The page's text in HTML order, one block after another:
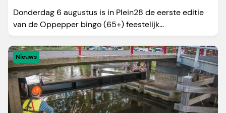
Donderdag 6 augustus is in Plein28 de eerste editie
van de Oppepper bingo (65+) feestelijk...
Nieuws